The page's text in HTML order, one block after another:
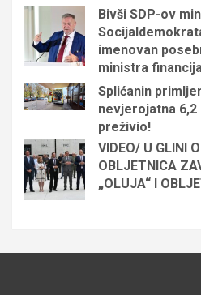
Bivši SDP-ov
imenovan
ministra
Splićanin
nevjerojatna
preživio!
VIDEO/ U GLINI
OBLJETNICA
„OLUJA“ I